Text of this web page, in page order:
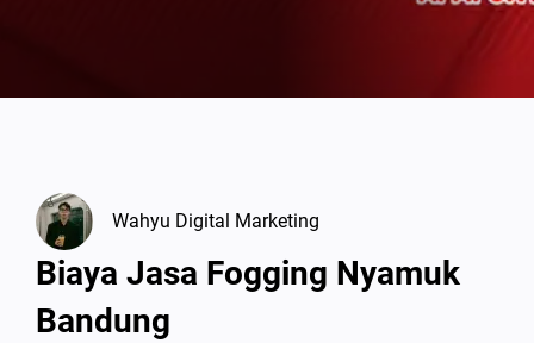
Wahyu Digital Marketing
Biaya Jasa Fogging Nyamuk
Bandung